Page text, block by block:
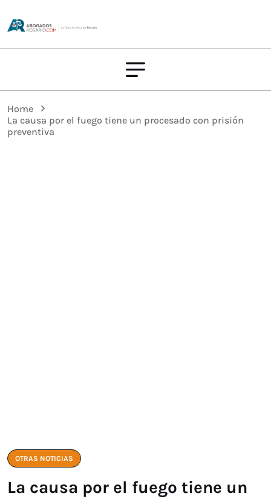
Home
La causa por el fuego tiene un procesado con prisión
preventiva
OTRAS NOTICIAS
La causa por el fuego tiene un